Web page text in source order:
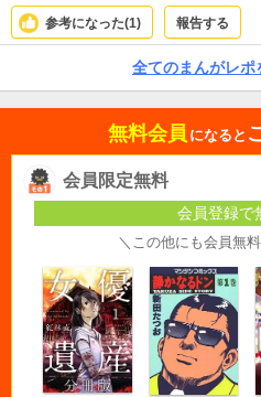
ルの女性獣医も登場と良くも悪くもコオ
ニバスな話が多めなので。前作、前々作
参考になった(1) 報告する
全てのまんがレポ
無料会員 になると
会員限定無料
会員登録で
＼この他にも会員無